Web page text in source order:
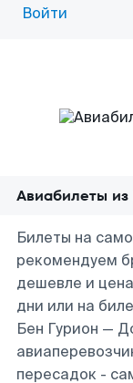
Войти
Авиабилеты
Билеты на
рекомендуем
дешевле и
дни или на
Бен Гурион —
пересадок -